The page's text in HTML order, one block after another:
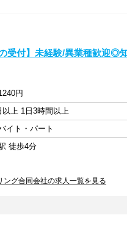
受付】未経験/異業種歓迎◎
円
以上 1日3時間以上
イト・パート
徒歩4分
ング合同会社の求人一覧を見る